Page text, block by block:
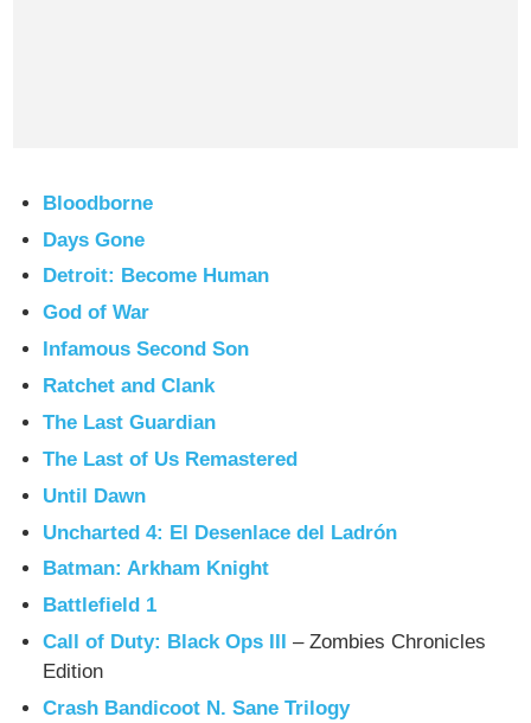
Bloodborne
Days Gone
Detroit: Become Human
God of War
Infamous Second Son
Ratchet and Clank
The Last Guardian
The Last of Us Remastered
Until Dawn
Uncharted 4: El Desenlace del Ladrón
Batman: Arkham Knight
Battlefield 1
Call of Duty: Black Ops III
– Zombies Chronicles
Edition
Crash Bandicoot N. Sane Trilogy